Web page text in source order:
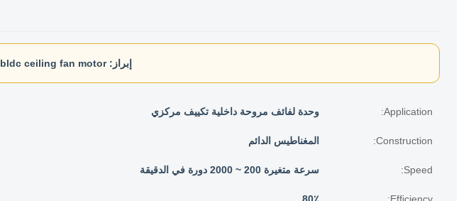
إبراز: bldc ceiling fan motor
Application: وحدة لفائف مروحة داخلية تكييف مركزي
Construction: المغناطيس الدائم
Speed: سرعة متغيرة 200 ~ 2000 دورة في الدقيقة